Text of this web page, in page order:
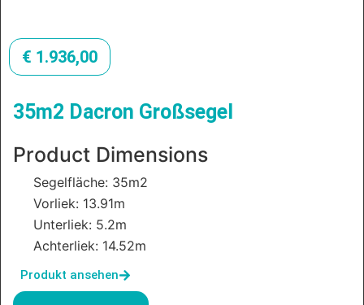
€ 1.936,00
35m2 Dacron Großsegel
Product Dimensions
Segelfläche: 35m2
Vorliek: 13.91m
Unterliek: 5.2m
Achterliek: 14.52m
Produkt ansehen